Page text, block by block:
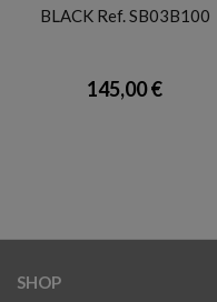
BLACK Ref. SB03B100
145,00 €
SHOP